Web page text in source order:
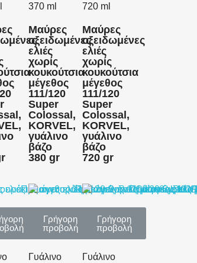
370 ml
Μαύρες
οξειδωμένες
ελιές
χωρίς
κουκούτσια
μέγεθος
111/120
Super
Colossal,
KORVEL,
γυάλινο
βάζο
380 gr
720 ml
Μαύρες
οξειδωμένες
ελιές
χωρίς
κουκούτσια
μέγεθος
111/120
Super
Colossal,
KORVEL,
γυάλινο
βάζο
720 gr
Γρήγορη
προβολή
Γυάλινο
Γρήγορη
προβολή
Γυάλινο